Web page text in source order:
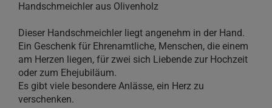
Handschmeichler aus Olivenholz
Dieser Handschmeichler liegt angenehm in der Hand.
Ein Geschenk für Ehrenamtliche, Menschen, die einem
am Herzen liegen, für zwei sich Liebende zur Hochzeit
oder zum Ehejubiläum.
Es gibt viele besondere Anlässe, ein Herz zu
verschenken.